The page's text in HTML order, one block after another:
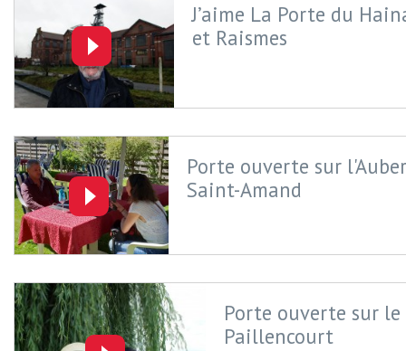
J’aime La Porte du
et Raismes
Porte ouverte sur
Saint-Amand
Porte ouverte sur
Paillencourt